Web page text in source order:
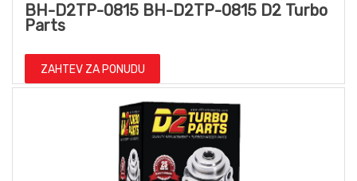
BH-D2TP-0815 BH-D2TP-0815 D2 Turbo
Parts
ZAHTEV ZA PONUDU